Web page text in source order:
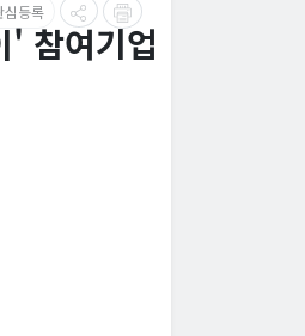
심등록
참여기업